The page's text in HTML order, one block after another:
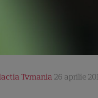
Tvmania 26 aprilie